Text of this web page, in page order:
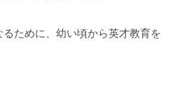
ために、幼い頃から英才教育を